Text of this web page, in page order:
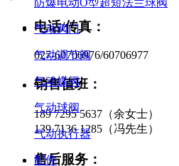
防爆电动O型超短法兰球阀
气动阀门
气动调节阀
气动蝶阀
气动球阀
气动执行器
配件
电话/传真：
027-60706976/60706977
销售值班：
189 7295 5637（余女士）
139 7136 1285（冯先生）
售后服务：